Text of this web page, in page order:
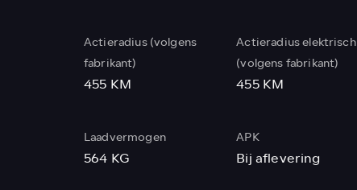
Actieradius (volgens
fabrikant)
455 KM
Actieradius elektrisch
(volgens fabrikant)
455 KM
Laadvermogen
564 KG
APK
Bij aflevering